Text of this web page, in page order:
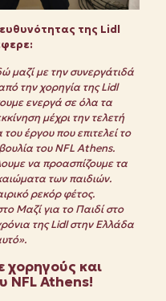
της Lidl
μαζί με την συνεργάτιδά
την χορηγία της Lidl
ενεργά σε όλα τα
μέχρι την τελετή
έργου που επιτελεί το
τουNFLAthens.
να προασπίζουμε τα
των παιδιών.
ρεκόρ φέτος.
Μαζί για το Παιδί στο
της Lidl στην Ελλάδα
χορηγούς και
NFL Athens!